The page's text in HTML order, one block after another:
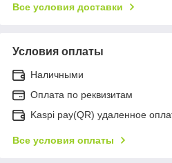
Все условия доставки
Условия оплаты
Наличными
Оплата по реквизитам
Kaspi pay(QR) удаленное
Все условия оплаты